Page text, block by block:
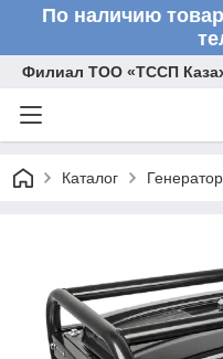
По наличию
Филиал ТОО «ТССП
Каталог